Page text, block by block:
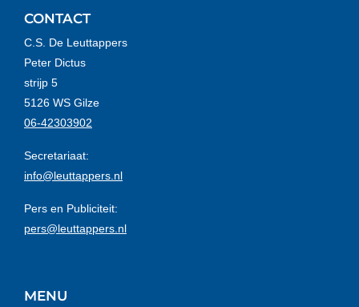
CONTACT
C.S. De Leuttappers
Peter Dictus
strijp 5
5126 WS Gilze
06-42303902
Secretariaat:
info@leuttappers.nl
Pers en Publiciteit:
pers@leuttappers.nl
MENU